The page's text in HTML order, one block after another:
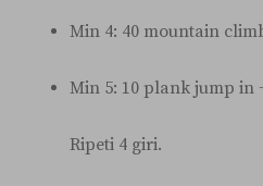
Min 4: 40 mountain
Min 5: 10 plank jump in
Ripeti 4 giri.